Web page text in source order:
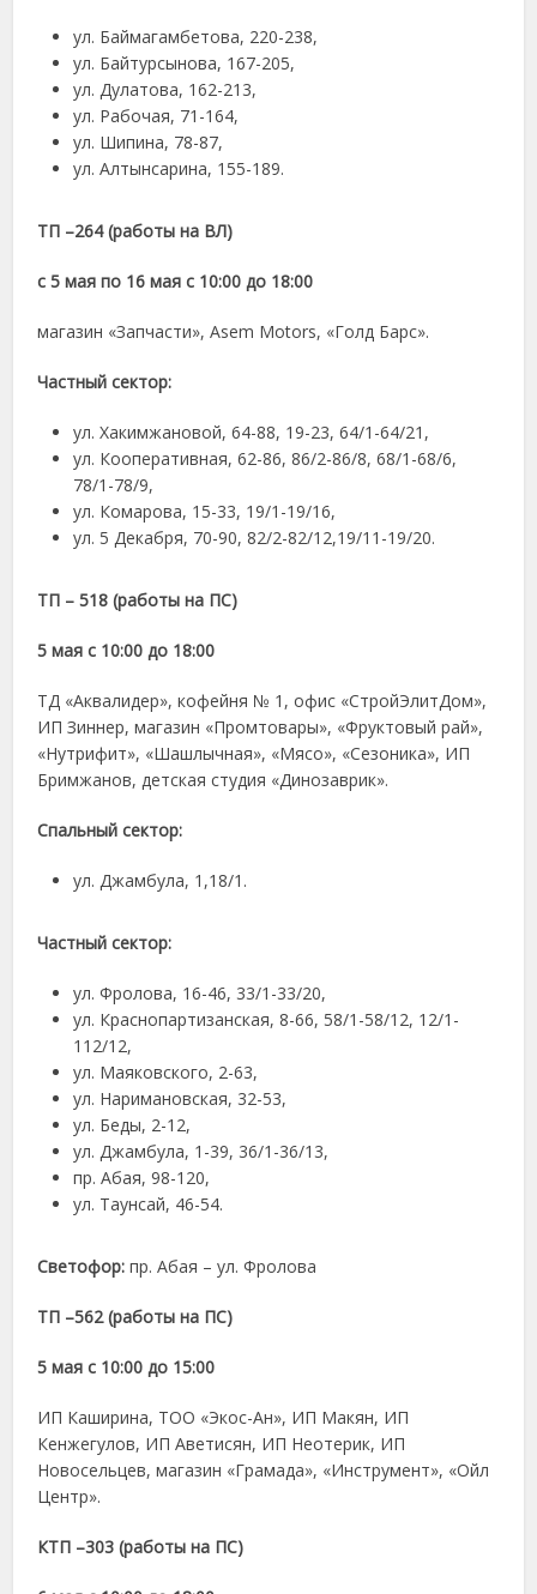
ул. Баймагамбетова, 220-238,
ул. Байтурсынова, 167-205,
ул. Дулатова, 162-213,
ул. Рабочая, 71-164,
ул. Шипина, 78-87,
ул. Алтынсарина, 155-189.
ТП –264 (работы на ВЛ)
с 5 мая по 16 мая с 10:00 до 18:00
магазин «Запчасти»,Asem Motors, «Голд Барс».
Частный сектор:
ул. Хакимжановой, 64-88, 19-23, 64/1-64/21,
ул. Кооперативная, 62-86, 86/2-86/8, 68/1-68/6,
78/1-78/9,
ул. Комарова, 15-33, 19/1-19/16,
ул. 5 Декабря, 70-90, 82/2-82/12,19/11-19/20.
ТП – 518 (работы на ПС)
5 мая с 10:00 до 18:00
ТД «Аквалидер», кофейня № 1, офис «СтройЭлитДом»,
ИП Зиннер, магазин «Промтовары», «Фруктовый рай»,
«Нутрифит», «Шашлычная», «Мясо», «Сезоника», ИП
Бримжанов, детская студия «Динозаврик».
Спальный сектор:
ул. Джамбула, 1,18/1.
Частный сектор:
ул. Фролова, 16-46, 33/1-33/20,
ул. Краснопартизанская, 8-66, 58/1-58/12, 12/1-
112/12,
ул. Маяковского, 2-63,
ул. Наримановская, 32-53,
ул. Беды, 2-12,
ул. Джамбула, 1-39, 36/1-36/13,
пр. Абая, 98-120,
ул. Таунсай, 46-54.
Светофор: пр. Абая – ул. Фролова
ТП –562 (работы на ПС)
5 мая с 10:00 до 15:00
ИП Каширина, ТОО «Экос-Ан», ИП Макян, ИП
Кенжегулов, ИП Аветисян, ИП Неотерик, ИП
Новосельцев, магазин «Грамада», «Инструмент», «Ойл
Центр».
КТП –303 (работы на ПС)